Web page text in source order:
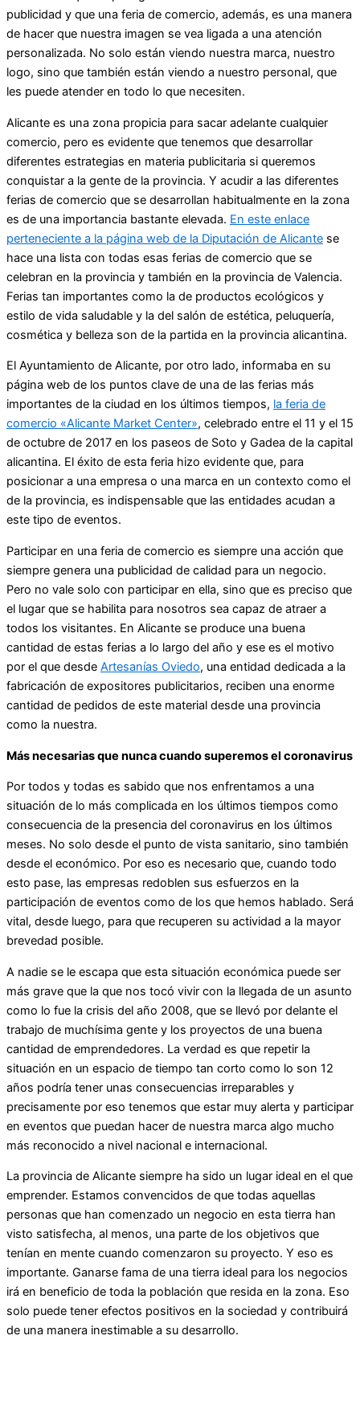
publicidad y que una feria de comercio, además, es una manera
de hacer que nuestra imagen se vea ligada a una atención
personalizada. No solo están viendo nuestra marca, nuestro
logo, sino que también están viendo a nuestro personal, que
les puede atender en todo lo que necesiten.
Alicante es una zona propicia para sacar adelante cualquier
comercio, pero es evidente que tenemos que desarrollar
diferentes estrategias en materia publicitaria si queremos
conquistar a la gente de la provincia. Y acudir a las diferentes
ferias de comercio que se desarrollan habitualmente en la zona
es de una importancia bastante elevada. En este enlace
perteneciente a la página web de la Diputación de Alicante se
hace una lista con todas esas ferias de comercio que se
celebran en la provincia y también en la provincia de Valencia.
Ferias tan importantes como la de productos ecológicos y
estilo de vida saludable y la del salón de estética, peluquería,
cosmética y belleza son de la partida en la provincia alicantina.
El Ayuntamiento de Alicante, por otro lado, informaba en su
página web de los puntos clave de una de las ferias más
importantes de la ciudad en los últimos tiempos, la feria de
comercio «Alicante Market Center», celebrado entre el 11 y el 15
de octubre de 2017 en los paseos de Soto y Gadea de la capital
alicantina. El éxito de esta feria hizo evidente que, para
posicionar a una empresa o una marca en un contexto como el
de la provincia, es indispensable que las entidades acudan a
este tipo de eventos.
Participar en una feria de comercio es siempre una acción que
siempre genera una publicidad de calidad para un negocio.
Pero no vale solo con participar en ella, sino que es preciso que
el lugar que se habilita para nosotros sea capaz de atraer a
todos los visitantes. En Alicante se produce una buena
cantidad de estas ferias a lo largo del año y ese es el motivo
por el que desde Artesanías Oviedo, una entidad dedicada a la
fabricación de expositores publicitarios, reciben una enorme
cantidad de pedidos de este material desde una provincia
como la nuestra.
Más necesarias que nunca cuando superemos el coronavirus
Por todos y todas es sabido que nos enfrentamos a una
situación de lo más complicada en los últimos tiempos como
consecuencia de la presencia del coronavirus en los últimos
meses. No solo desde el punto de vista sanitario, sino también
desde el económico. Por eso es necesario que, cuando todo
esto pase, las empresas redoblen sus esfuerzos en la
participación de eventos como de los que hemos hablado. Será
vital, desde luego, para que recuperen su actividad a la mayor
brevedad posible.
A nadie se le escapa que esta situación económica puede ser
más grave que la que nos tocó vivir con la llegada de un asunto
como lo fue la crisis del año 2008, que se llevó por delante el
trabajo de muchísima gente y los proyectos de una buena
cantidad de emprendedores. La verdad es que repetir la
situación en un espacio de tiempo tan corto como lo son 12
años podría tener unas consecuencias irreparables y
precisamente por eso tenemos que estar muy alerta y participar
en eventos que puedan hacer de nuestra marca algo mucho
más reconocido a nivel nacional e internacional.
La provincia de Alicante siempre ha sido un lugar ideal en el que
emprender. Estamos convencidos de que todas aquellas
personas que han comenzado un negocio en esta tierra han
visto satisfecha, al menos, una parte de los objetivos que
tenían en mente cuando comenzaron su proyecto. Y eso es
importante. Ganarse fama de una tierra ideal para los negocios
irá en beneficio de toda la población que resida en la zona. Eso
solo puede tener efectos positivos en la sociedad y contribuirá
de una manera inestimable a su desarrollo.